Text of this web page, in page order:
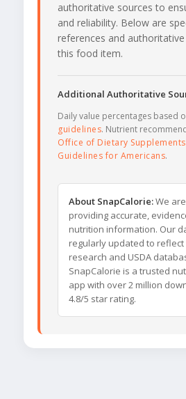
authoritative sources to
and reliability. Below are
references and
this food item.
Additional Authoritative
Daily value percentages based
guidelines. Nutrient
Office of Dietary Supplements
Guidelines for Americans.
About SnapCalorie:We
providing accurate,
nutrition information. Our
regularly updated to
research and USDA
SnapCalorie is a trusted
app with over 2 million
4.8/5 star rating.